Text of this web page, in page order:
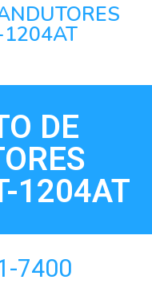
1204AT
DE
1204AT
7400